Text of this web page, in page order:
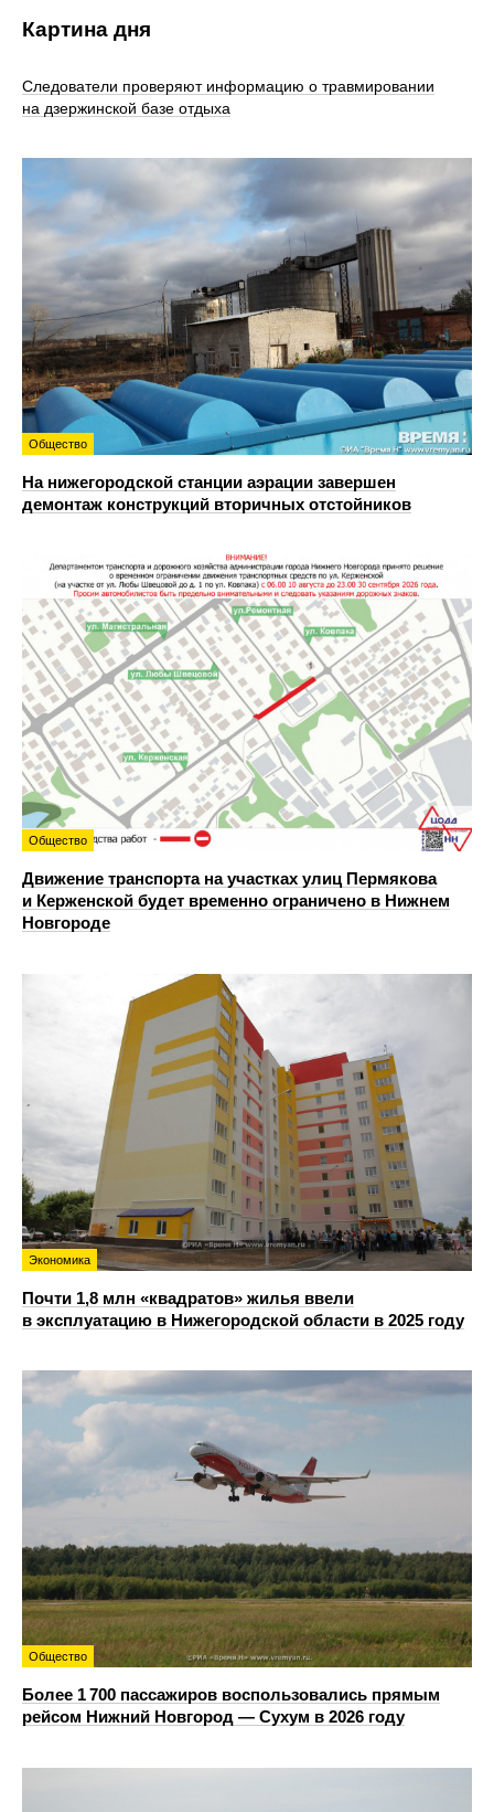
Картина дня
Следователи проверяют информацию о травмировании
на дзержинской базе отдыха
Общество
На нижегородской станции аэрации завершен
демонтаж конструкций вторичных отстойников
Общество
Движение транспорта на участках улиц Пермякова
и Керженской будет временно ограничено в Нижнем
Новгороде
Экономика
Почти 1,8 млн «квадратов» жилья ввели
в эксплуатацию в Нижегородской области в 2025 году
Общество
Более 1 700 пассажиров воспользовались прямым
рейсом Нижний Новгород — Сухум в 2026 году